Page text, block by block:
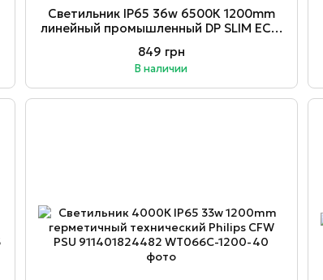
Светильник ІР65 36w 6500К 1200mm
линейный промышленный DP SLIM ECO
849 грн
В наличии